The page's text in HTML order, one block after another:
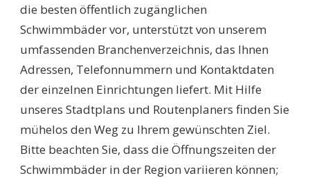
die besten öffentlich zugänglichen
Schwimmbäder vor, unterstützt von unserem
umfassenden Branchenverzeichnis, das Ihnen
Adressen, Telefonnummern und Kontaktdaten
der einzelnen Einrichtungen liefert. Mit Hilfe
unseres Stadtplans und Routenplaners finden Sie
mühelos den Weg zu Ihrem gewünschten Ziel.
Bitte beachten Sie, dass die Öffnungszeiten der
Schwimmbäder in der Region variieren können;